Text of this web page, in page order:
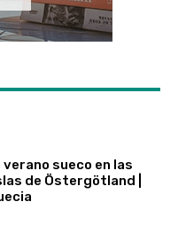
sueco en las
de Östergötland |